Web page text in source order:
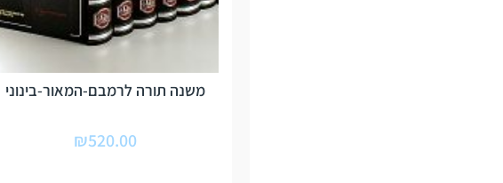
משנה תורה לרמבם-המאור-בינוני
₪520.00